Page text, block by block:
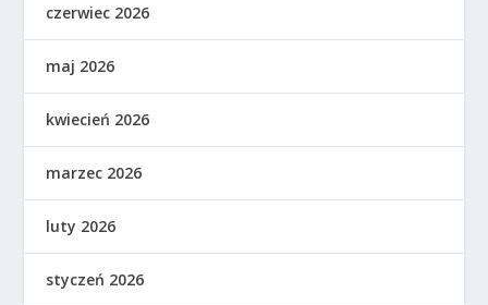
czerwiec 2026
maj 2026
kwiecień 2026
marzec 2026
luty 2026
styczeń 2026